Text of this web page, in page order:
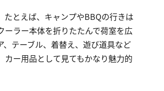
とえば、キャンプやBBQの行きは
ラー本体を折りたたんで荷室を広
テーブル、着替え、遊び道具など
ー用品として見てもかなり魅力的